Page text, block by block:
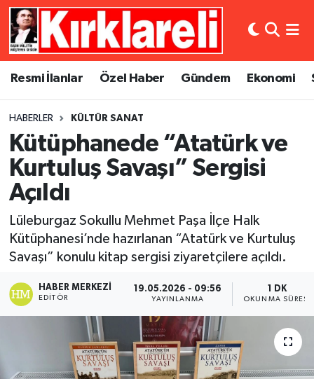
Resmi İlanlar Özel Haber Gündem Ekonomi
HABERLER KÜLTÜR SANAT
Kütüphanede “Atatürk ve
Kurtuluş Savaşı” Sergisi
Açıldı
Lüleburgaz Sokullu Mehmet Paşa İlçe Halk
Kütüphanesi’nde hazırlanan “Atatürk ve Kurtuluş
Savaşı” konulu kitap sergisi ziyaretçilere açıldı.
HABER MERKEZI
EDITÖR
19.05.2026 - 09:56
YAYINLANMA
1 DK
OKUNMA SÜRESI
Resmi İlanlar
Gündem
Ekonomi
Siyaset
Spor
Asayiş
Dünya
Eğitim
Kültür Sanat
Magazin
Medya
Sağlık
Künye
Gizlilik Sözleşmesi
Merkez Nöbetçi Eczaneler
Merkez Trafik Yoğunluk Haritası
Süper Lig Puan Durumu ve Fikstür
Tüm Manşetler
Son Dakika Haberleri
Haber Arşivi